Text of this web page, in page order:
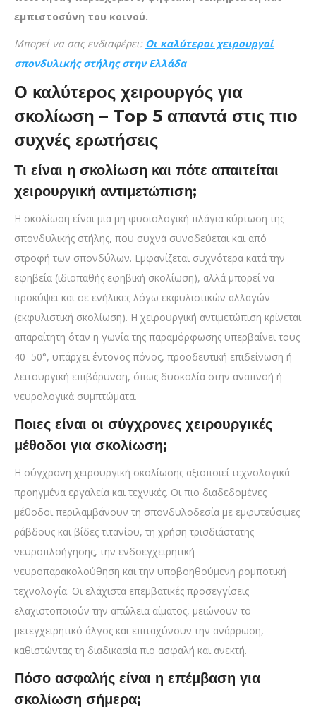
εμπιστοσύνη του κοινού.
Mπορεί να σας ενδιαφέρει: Οι καλύτεροι χειρουργοί
σπονδυλικής στήλης στην Ελλάδα
Ο καλύτερος χειρουργός για
σκολίωση – Top 5 απαντά στις πιο
συχνές ερωτήσεις
Τι είναι η σκολίωση και πότε απαιτείται
χειρουργική αντιμετώπιση;
Η σκολίωση είναι μια μη φυσιολογική πλάγια κύρτωση της
σπονδυλικής στήλης, που συχνά συνοδεύεται και από
στροφή των σπονδύλων. Εμφανίζεται συχνότερα κατά την
εφηβεία (ιδιοπαθής εφηβική σκολίωση), αλλά μπορεί να
προκύψει και σε ενήλικες λόγω εκφυλιστικών αλλαγών
(εκφυλιστική σκολίωση). Η χειρουργική αντιμετώπιση κρίνεται
απαραίτητη όταν η γωνία της παραμόρφωσης υπερβαίνει τους
40–50°, υπάρχει έντονος πόνος, προοδευτική επιδείνωση ή
λειτουργική επιβάρυνση, όπως δυσκολία στην αναπνοή ή
νευρολογικά συμπτώματα.
Ποιες είναι οι σύγχρονες χειρουργικές
μέθοδοι για σκολίωση;
Η σύγχρονη χειρουργική σκολίωσης αξιοποιεί τεχνολογικά
προηγμένα εργαλεία και τεχνικές. Οι πιο διαδεδομένες
μέθοδοι περιλαμβάνουν τη σπονδυλοδεσία με εμφυτεύσιμες
ράβδους και βίδες τιτανίου, τη χρήση τρισδιάστατης
νευροπλοήγησης, την ενδοεγχειρητική
νευροπαρακολούθηση και την υποβοηθούμενη ρομποτική
τεχνολογία. Οι ελάχιστα επεμβατικές προσεγγίσεις
ελαχιστοποιούν την απώλεια αίματος, μειώνουν το
μετεγχειρητικό άλγος και επιταχύνουν την ανάρρωση,
καθιστώντας τη διαδικασία πιο ασφαλή και ανεκτή.
Πόσο ασφαλής είναι η επέμβαση για
σκολίωση σήμερα;